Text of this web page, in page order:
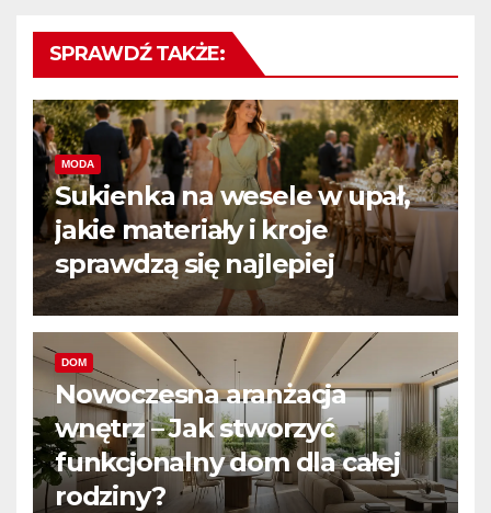
SPRAWDŹ TAKŻE:
MODA
Sukienka na wesele w upał,
jakie materiały i kroje
sprawdzą się najlepiej
DOM
Nowoczesna aranżacja
wnętrz – Jak stworzyć
funkcjonalny dom dla całej
rodziny?